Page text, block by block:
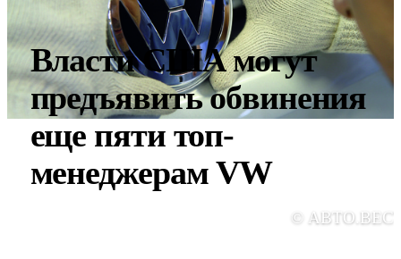
Власти США могут
предъявить обвинения
еще пяти топ-
менеджерам VW
©